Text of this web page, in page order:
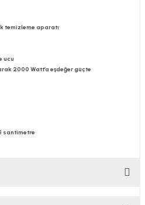
temizleme aparatı
ucu
2000 Watt’a eşdeğer güçte
santimetre